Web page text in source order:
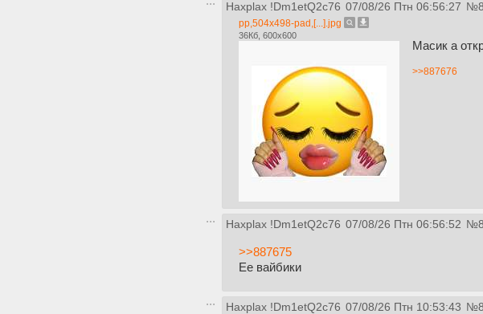
Haxplax !Dm1etQ2c76 07/08/26 Птн 06:56:27 №
pp,504x498-pad,[...].jpg
36Кб, 600x600
Масик а
>>887676
Haxplax !Dm1etQ2c76 07/08/26 Птн 06:56:52 №
>>887675
Ее вайбики
Haxplax !Dm1etQ2c76 07/08/26 Птн 10:53:43 №